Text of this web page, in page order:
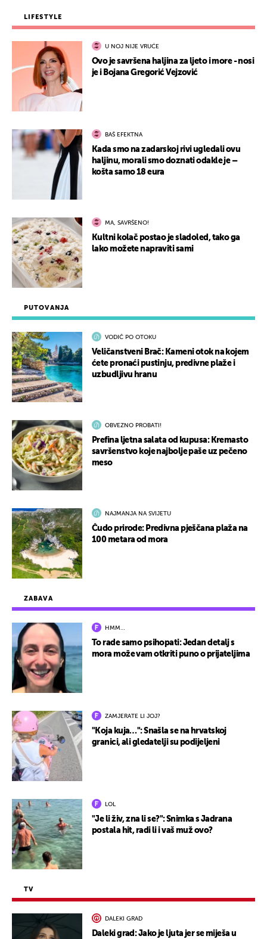
ZABAVA
HMM…
To rade samo psihopati: Jedan detalj s
mora može vam otkriti puno o prijateljima
ZAMJERATE LI JOJ?
"Koja kuja…": Snašla se na hrvatskoj
granici, ali gledatelji su podijeljeni
LOL
"Je li živ, zna li se?": Snimka s Jadrana
postala hit, radi li i vaš muž ovo?
TV
DALEKI GRAD
Daleki grad: Jako je ljuta jer se miješa u
PUTOVANJA
VODIČ PO OTOKU
Veličanstveni Brač: Kameni otok na kojem
ćete pronaći pustinju, predivne plaže i
uzbudljivu hranu
OBVEZNO PROBATI!
Prefina ljetna salata od kupusa: Kremasto
savršenstvo koje najbolje paše uz pečeno
meso
NAJMANJA NA SVIJETU
Čudo prirode: Predivna pješčana plaža na
100 metara od mora
LIFESTYLE
U NOJ NIJE VRUĆE
Ovo je savršena haljina za ljeto i more - nosi
je i Bojana Gregorić Vejzović
BAŠ EFEKTNA
Kada smo na zadarskoj rivi ugledali ovu
haljinu, morali smo doznati odakle je –
košta samo 18 eura
MA, SAVRŠENO!
Kultni kolač postao je sladoled, tako ga
lako možete napraviti sami